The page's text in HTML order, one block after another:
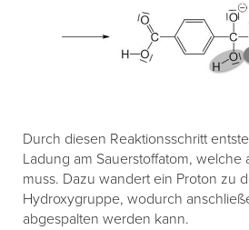
Durch diesen Reaktionsschritt
Ladung am Sauerstoffatom,
muss. Dazu wandert ein Proton zu
Hydroxygruppe, wodurch
abgespalten werden kann.